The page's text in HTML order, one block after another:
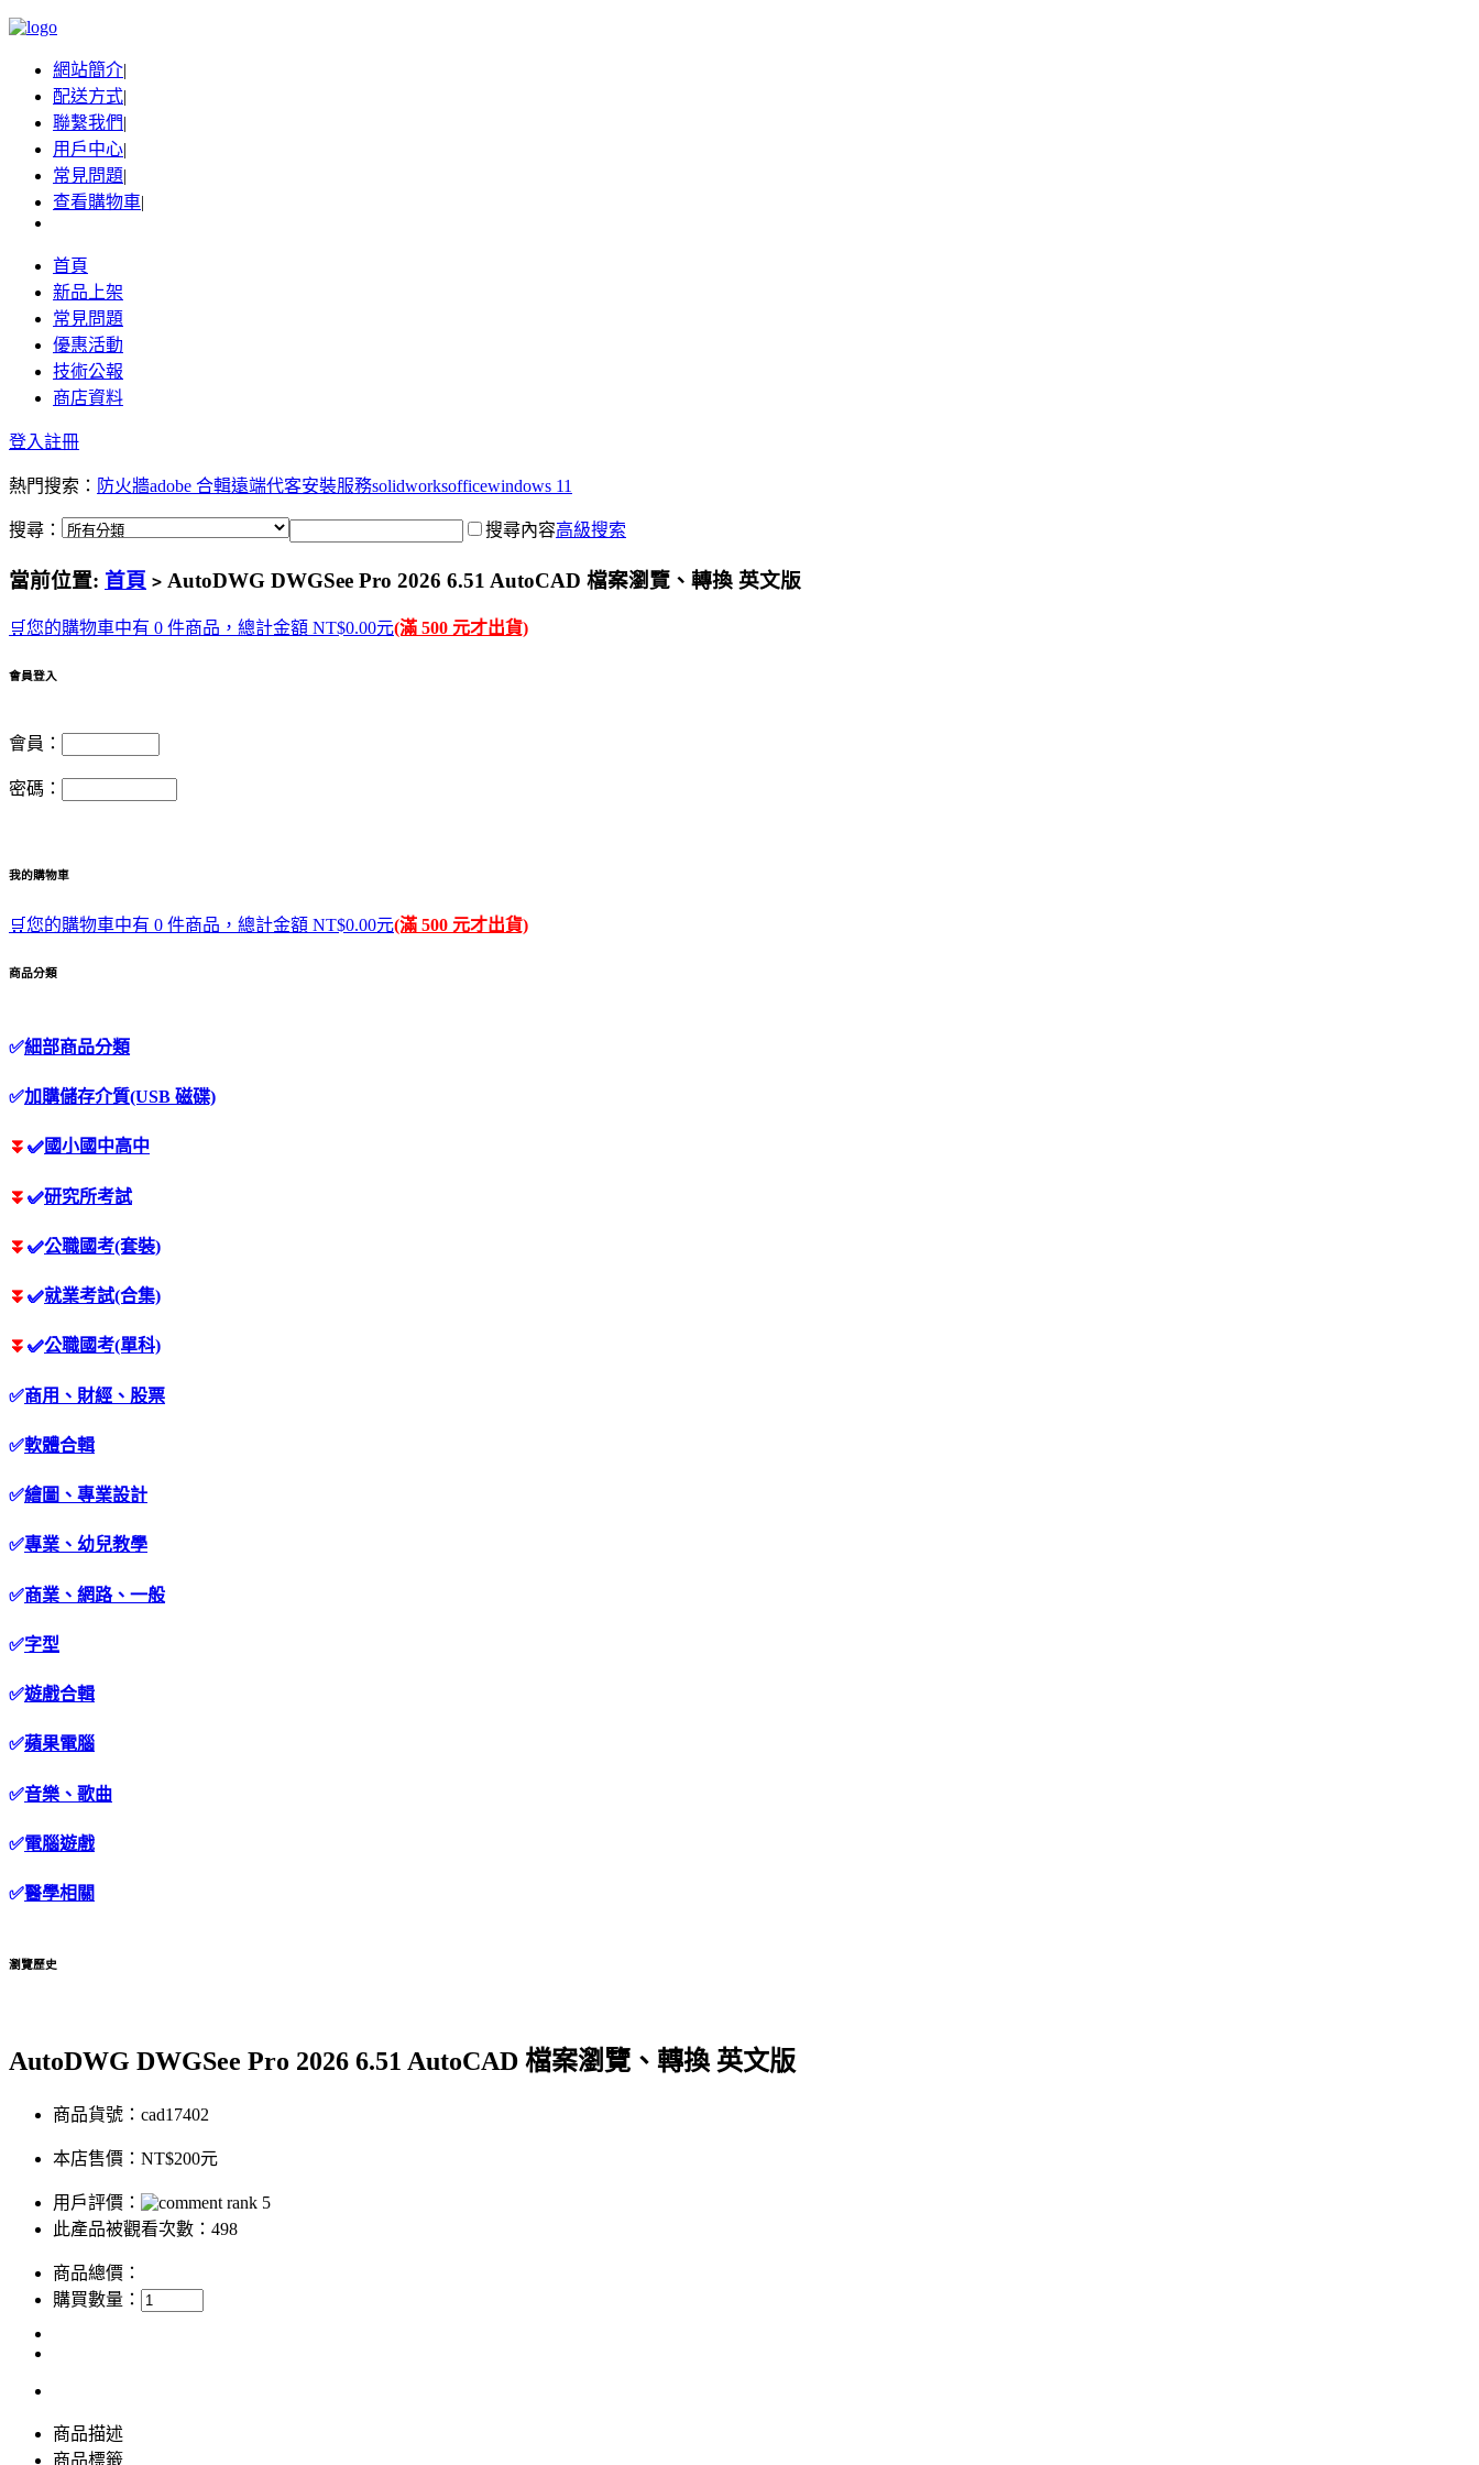
網站簡介|
配送方式|
聯繫我們|
用戶中心|
常見問題|
查看購物車|
首頁
新品上架
常見問題
優惠活動
技術公報
商店資料
登入註冊
熱門搜索： 防火牆adobe 合輯遠端代客安裝服務solidworksofficewindows 11
搜尋： 搜尋內容高級搜索
當前位置: 首頁 > AutoDWG DWGSee Pro 2026 6.51 AutoCAD 檔案瀏覽、轉換 英文版
🛒您的購物車中有 0 件商品，總計金額 NT$0.00元(滿 500 元才出貨)
會員登入
會員：
密碼：
我的購物車
🛒您的購物車中有 0 件商品，總計金額 NT$0.00元(滿 500 元才出貨)
商品分類
✅細部商品分類
✅加購儲存介質(USB 磁碟)
⏬ ✅國小國中高中
⏬ ✅研究所考試
⏬ ✅公職國考(套裝)
⏬ ✅就業考試(合集)
⏬ ✅公職國考(單科)
✅商用、財經、股票
✅軟體合輯
✅繪圖、專業設計
✅專業、幼兒教學
✅商業、網路、一般
✅字型
✅遊戲合輯
✅蘋果電腦
✅音樂、歌曲
✅電腦遊戲
✅醫學相關
瀏覽歷史
AutoDWG DWGSee Pro 2026 6.51 AutoCAD 檔案瀏覽、轉換 英文版
商品貨號：cad17402
本店售價： NT$200元
用戶評價：
此產品被觀看次數：498
商品總價：
購買數量：
商品描述
商品標籤